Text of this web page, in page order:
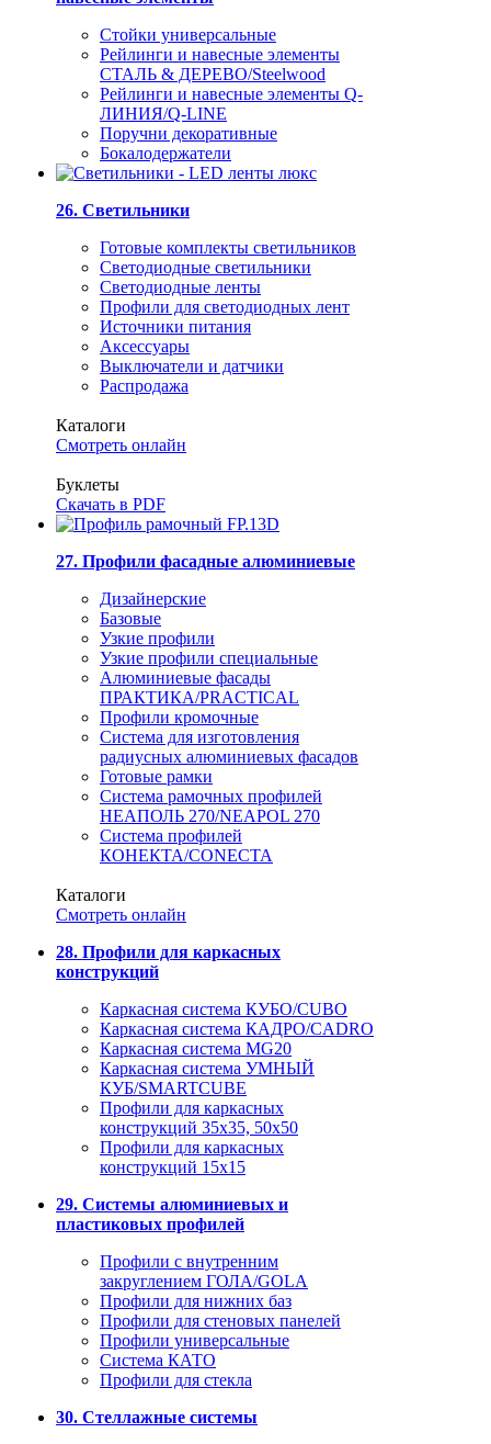
Стойки универсальные
Рейлинги и навесные элементы
СТАЛЬ & ДЕРЕВО/Steelwood
Рейлинги и навесные элементы Q-
ЛИНИЯ/Q-LINE
Поручни декоративные
Бокалодержатели
26. Светильники
Готовые комплекты светильников
Светодиодные светильники
Светодиодные ленты
Профили для светодиодных лент
Источники питания
Аксессуары
Выключатели и датчики
Распродажа
Каталоги
Смотреть онлайн
Буклеты
Скачать в PDF
27. Профили фасадные алюминиевые
Дизайнерские
Базовые
Узкие профили
Узкие профили специальные
Алюминиевые фасады
ПРАКТИКА/PRACTICAL
Профили кромочные
Система для изготовления
радиусных алюминиевых фасадов
Готовые рамки
Система рамочных профилей
НЕАПОЛЬ 270/NEAPOL 270
Система профилей
КОНЕКТА/CONECTA
Каталоги
Смотреть онлайн
28. Профили для каркасных
конструкций
Каркасная система КУБО/CUBO
Каркасная система КАДРО/CADRO
Каркасная система MG20
Каркасная система УМНЫЙ
КУБ/SMARTCUBE
Профили для каркасных
конструкций 35x35, 50x50
Профили для каркасных
конструкций 15х15
29. Системы алюминиевых и
пластиковых профилей
Профили с внутренним
закруглением ГОЛА/GOLA
Профили для нижних баз
Профили для стеновых панелей
Профили универсальные
Система КАТО
Профили для стекла
30. Стеллажные системы